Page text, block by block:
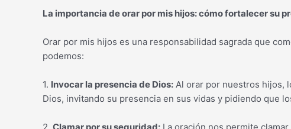
La importancia de orar por mis hijos: cómo fortalecer su
Orar por mis hijos es una responsabilidad sagrada que
podemos:
1. Invocar la presencia de Dios: Al orar por nuestros hijos,
Dios, invitando su presencia en sus vidas y pidiendo que